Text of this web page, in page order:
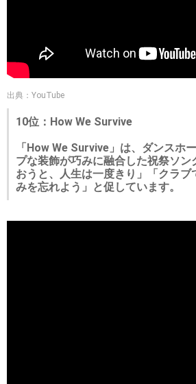
出典：YouTube
10位：How We Survive
「How We Survive」は、ダンスホ
プな装飾が巧みに融合した祝祭ソン
おうと、人生は一度きり」「クラブ
みを忘れよう」と促しています。